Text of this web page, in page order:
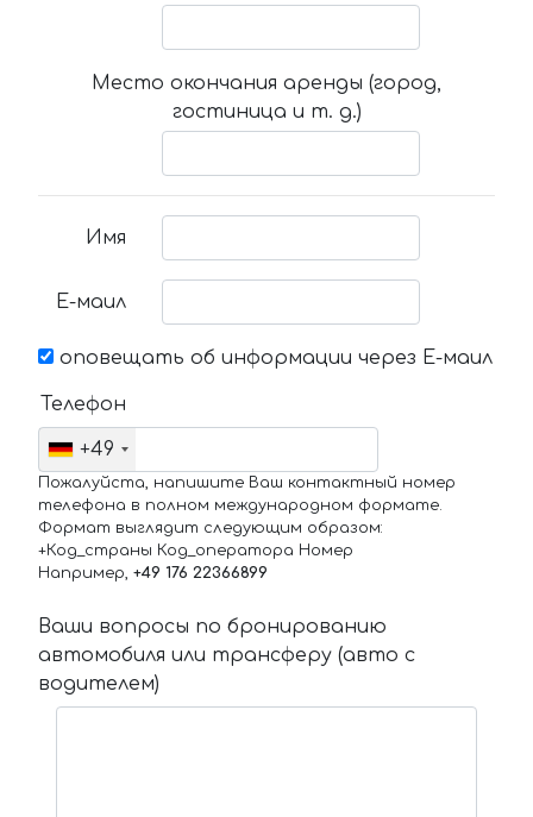
Место окончания аренды (город,
гостиница и т. д.)
Имя
Е-маил
оповещать об информации через Е-маил
Телефон
+49
Пожалуйста, напишите Ваш контактный номер
телефона в полном международном формате.
Формат выглядит следующим образом:
+Код_страны Код_оператора Номер
Например, +49 176 22366899
Ваши вопросы по бронированию
автомобиля или трансферу (авто с
водителем)